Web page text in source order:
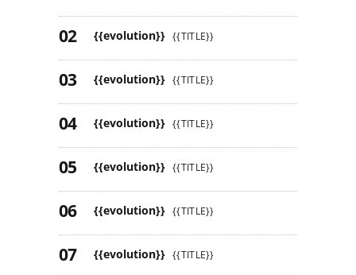
{{evolution}} {{TITLE}}
{{evolution}} {{TITLE}}
{{evolution}} {{TITLE}}
{{evolution}} {{TITLE}}
{{evolution}} {{TITLE}}
{{evolution}} {{TITLE}}